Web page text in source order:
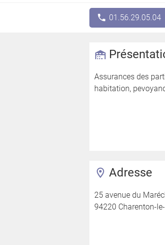
01.56.29.05.04
Assurances des
habitation,
Adresse
25 avenue du
94220 Charenton-